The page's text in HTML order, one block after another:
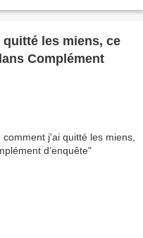
les miens, ce
Complément